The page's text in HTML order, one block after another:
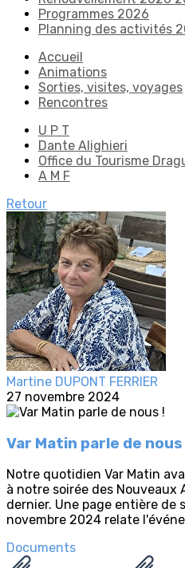
Programmes 2026
Planning des activités
Accueil
Animations
Sorties, visites, voyages
Rencontres
U P T
Dante Alighieri
Office du Tourisme
A M F
Retour
Martine DUPONT FERRIER
27 novembre 2024
Var Matin parle de nous
Notre quotidien Var Matin
à notre soirée des
dernier. Une page entière de
novembre 2024 relate
Documents